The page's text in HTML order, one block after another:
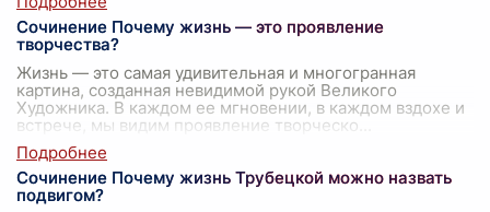
Сочинение Почему жизнь — это проявление
творчества?
Жизнь — это самая удивительная и многогранная
картина, созданная невидимой рукой Великого
Художника. В каждом ее мгновении, в каждом вздохе и
встрече, мы видим проявление творческо
Сочинение Почему жизнь Трубецкой можно назвать
подвигом?